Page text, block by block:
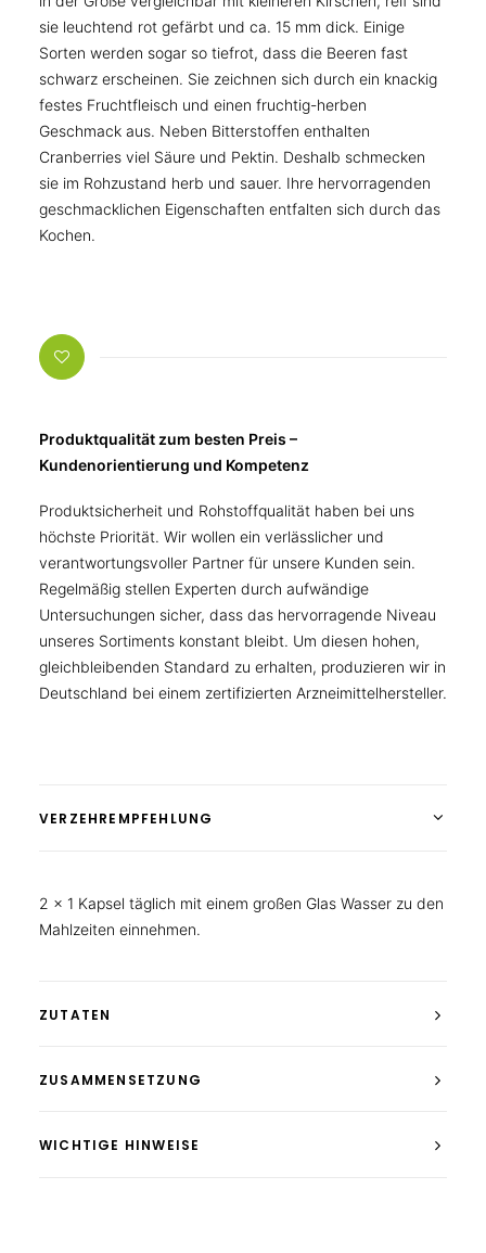
sie leuchtend rot gefärbt und ca. 15 mm dick. Einige
Sorten werden sogar so tiefrot, dass die Beeren fast
schwarz erscheinen. Sie zeichnen sich durch ein knackig
festes Fruchtfleisch und einen fruchtig-herben
Geschmack aus. Neben Bitterstoffen enthalten
Cranberries viel Säure und Pektin. Deshalb schmecken
sie im Rohzustand herb und sauer. Ihre hervorragenden
geschmacklichen Eigenschaften entfalten sich durch das
Kochen.
Produktqualität zum besten Preis –
Kundenorientierung und Kompetenz
Produktsicherheit und Rohstoffqualität haben bei uns
höchste Priorität. Wir wollen ein verlässlicher und
verantwortungsvoller Partner für unsere Kunden sein.
Regelmäßig stellen Experten durch aufwändige
Untersuchungen sicher, dass das hervorragende Niveau
unseres Sortiments konstant bleibt. Um diesen hohen,
gleichbleibenden Standard zu erhalten, produzieren wir in
Deutschland bei einem zertifizierten Arzneimittelhersteller.
VERZEHREMPFEHLUNG
2 x 1 Kapsel täglich mit einem großen Glas Wasser zu den
Mahlzeiten einnehmen.
ZUTATEN
ZUSAMMENSETZUNG
WICHTIGE HINWEISE